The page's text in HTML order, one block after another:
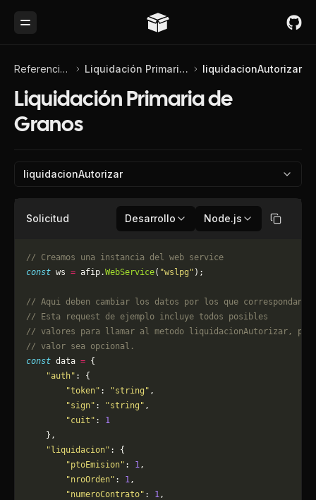
Toggle Menu
Referencia de API Liquidación Primaria de Granos liquidacionAutorizar
Liquidación Primaria de
Granos
liquidacionAutorizar
Solicitud Desarrollo Node.js Copiar
// Creamos una instancia del web service
const ws = afip.WebService( "wslpg" );
// Aqui deben cambiar los datos por los que correspondan.
// Esta request de ejemplo incluye todos posibles
// valores para llamar al metodo liquidacionAutorizar,
// valor sea opcional.
const data = {
    "auth"
: {
        "token"
: "string" ,
        "sign"
: "string" ,
        "cuit"
: 1
    },
    "liquidacion"
: {
        "ptoEmision"
: 1,
        "nroOrden"
: 1,
        "numeroContrato"
: 1,